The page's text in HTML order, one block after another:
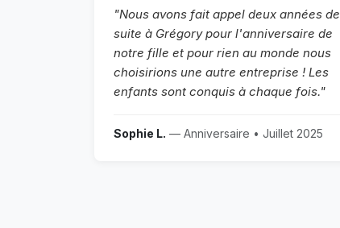
"Nous avons fait appel deux années de
suite à Grégory pour l'anniversaire de
notre fille et pour rien au monde nous
choisirions une autre entreprise ! Les
enfants sont conquis à chaque fois."
Sophie L. — Anniversaire • Juillet 2025